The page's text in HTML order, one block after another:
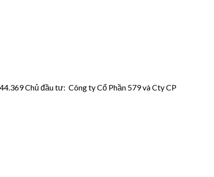
Chủ đầu tư: Công ty Cổ Phần 579 và Cty CP